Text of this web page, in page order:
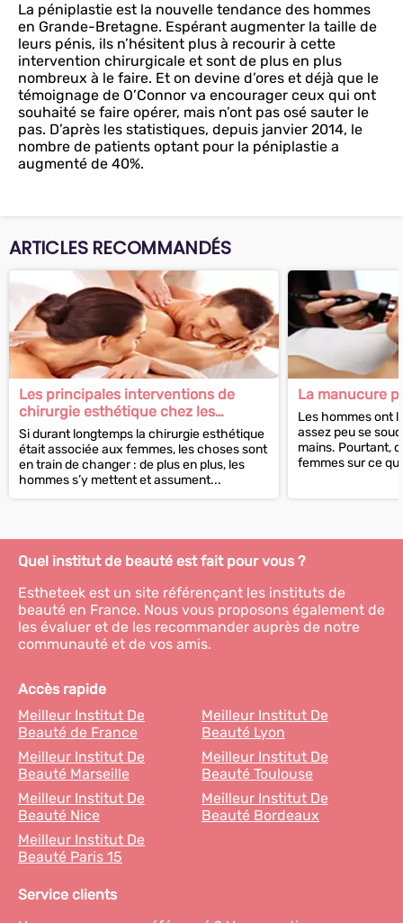
La péniplastie est la nouvelle tendance des hommes
en Grande-Bretagne. Espérant augmenter la taille de
leurs pénis, ils n’hésitent plus à recourir à cette
intervention chirurgicale et sont de plus en plus
nombreux à le faire. Et on devine d’ores et déjà que le
témoignage de O’Connor va encourager ceux qui ont
souhaité se faire opérer, mais n’ont pas osé sauter le
pas. D’après les statistiques, depuis janvier 2014, le
nombre de patients optant pour la péniplastie a
augmenté de 40%.
ARTICLES RECOMMANDÉS
Les principales interventions de
chirurgie esthétique chez les
hommes
Si durant longtemps la chirurgie esthétique
était associée aux femmes, les choses sont
en train de changer : de plus en plus, les
hommes s’y mettent et assument...
La manucure
Les hommes ont
assez peu se
mains. Pourtant,
femmes sur ce
Quel institut de beauté est fait pour vous ?
Estheteek est un site référençant les instituts de
beauté en France. Nous vous proposons également de
les évaluer et de les recommander auprès de notre
communauté et de vos amis.
Accès rapide
Meilleur Institut De
Beauté de France
Meilleur Institut De
Beauté Lyon
Meilleur Institut De
Beauté Marseille
Meilleur Institut De
Beauté Toulouse
Meilleur Institut De
Beauté Nice
Meilleur Institut De
Beauté Bordeaux
Meilleur Institut De
Beauté Paris 15
Service clients